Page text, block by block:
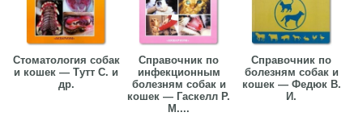
Стоматология собак
и кошек — Тутт С. и
др.
Справочник по
инфекционным
болезням собак и
кошек — Гаскелл Р.
М....
Справочник по
болезням собак и
кошек — Федюк В.
И.